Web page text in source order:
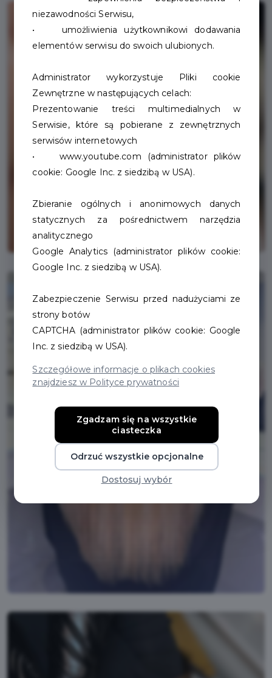
niezawodności Serwisu,
• umożliwienia użytkownikowi dodawania
elementów serwisu do swoich ulubionych.
Administrator wykorzystuje Pliki cookie
Zewnętrzne w następujących celach:
Prezentowanie treści multimedialnych w
Serwisie, które są pobierane z zewnętrznych
serwisów internetowych
• www.youtube.com (administrator plików
cookie: Google Inc. z siedzibą w USA).
Zbieranie ogólnych i anonimowych danych
statycznych za pośrednictwem narzędzia
analitycznego
Google Analytics (administrator plików cookie:
Google Inc. z siedzibą w USA).
Zabezpieczenie Serwisu przed nadużyciami ze
strony botów
CAPTCHA (administrator plików cookie: Google
Inc. z siedzibą w USA).
Szczegółowe informacje o plikach cookies
znajdziesz w Polityce prywatności
Zgadzam się na wszystkie
ciasteczka
Odrzuć wszystkie opcjonalne
Dostosuj wybór